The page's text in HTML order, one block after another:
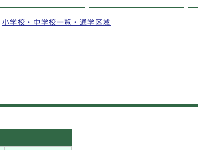
小学校・中学校一覧・通学区域